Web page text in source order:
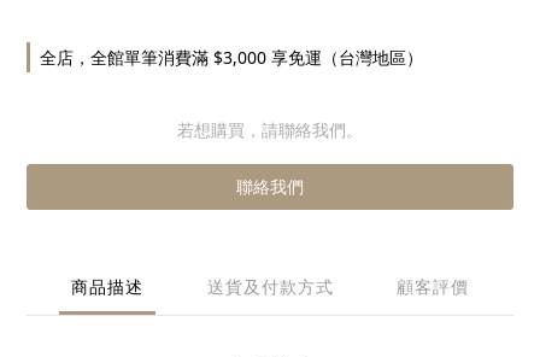
全店，全館單筆消費滿 $3,000 享免運（台灣地區）
若想購買，請聯絡我們。
聯絡我們
商品描述 送貨及付款方式 顧客評價